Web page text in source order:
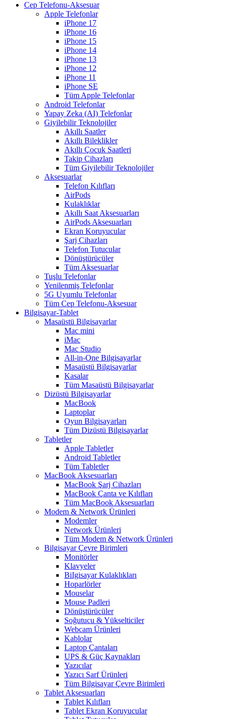
Cep Telefonu-Aksesuar
Apple Telefonlar
iPhone 17
iPhone 16
iPhone 15
iPhone 14
iPhone 13
iPhone 12
iPhone 11
iPhone SE
Tüm Apple Telefonlar
Android Telefonlar
Yapay Zeka (AI) Telefonlar
Giyilebilir Teknolojiler
Akıllı Saatler
Akıllı Bileklikler
Akıllı Çocuk Saatleri
Takip Cihazları
Tüm Giyilebilir Teknolojiler
Aksesuarlar
Telefon Kılıfları
AirPods
Kulaklıklar
Akıllı Saat Aksesuarları
AirPods Aksesuarları
Ekran Koruyucular
Şarj Cihazları
Telefon Tutucular
Dönüştürücüler
Tüm Aksesuarlar
Tuşlu Telefonlar
Yenilenmiş Telefonlar
5G Uyumlu Telefonlar
Tüm Cep Telefonu-Aksesuar
Bilgisayar-Tablet
Masaüstü Bilgisayarlar
Mac mini
iMac
Mac Studio
All-in-One Bilgisayarlar
Masaüstü Bilgisayarlar
Kasalar
Tüm Masaüstü Bilgisayarlar
Dizüstü Bilgisayarlar
MacBook
Laptoplar
Oyun Bilgisayarları
Tüm Dizüstü Bilgisayarlar
Tabletler
Apple Tabletler
Android Tabletler
Tüm Tabletler
MacBook Aksesuarları
MacBook Şarj Cihazları
MacBook Çanta ve Kılıfları
Tüm MacBook Aksesuarları
Modem & Network Ürünleri
Modemler
Network Ürünleri
Tüm Modem & Network Ürünleri
Bilgisayar Çevre Birimleri
Monitörler
Klavyeler
BiIgisayar Kulaklıkları
Hoparlörler
Mouselar
Mouse Padleri
Dönüştürücüler
Soğutucu & Yükselticiler
Webcam Ürünleri
Kablolar
Laptop Çantaları
UPS & Güç Kaynakları
Yazıcılar
Yazıcı Sarf Ürünleri
Tüm Bilgisayar Çevre Birimleri
Tablet Aksesuarları
Tablet Kılıfları
Tablet Ekran Koruyucular